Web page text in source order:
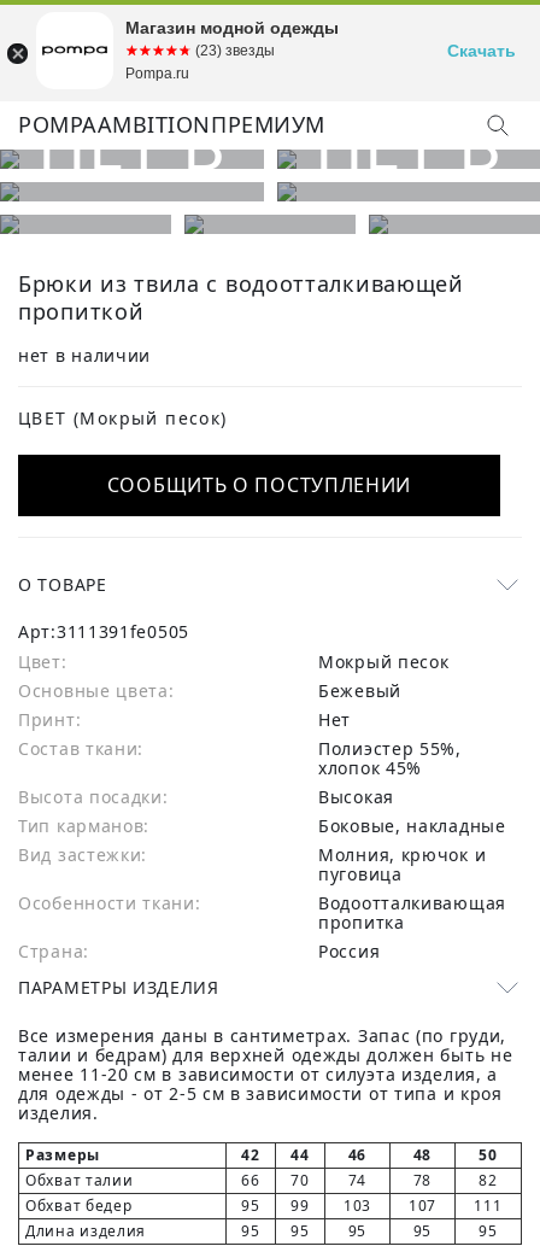
POMPAAMBITIONПРЕМИУМ
Брюки из твила с водоотталкивающей
пропиткой
нет в наличии
ЦВЕТ (Мокрый песок)
СООБЩИТЬ О ПОСТУПЛЕНИИ
О ТОВАРЕ
Арт:3111391fe0505
Цвет:
Мокрый песок
Основные цвета:
бежевый
Принт:
Нет
Состав ткани:
полиэстер 55%,
хлопок 45%
Высота посадки:
Высокая
Тип карманов:
Боковые, накладные
Вид застежки:
Молния, крючок и
пуговица
Особенности ткани:
Водоотталкивающая
пропитка
Страна:
Россия
ПАРАМЕТРЫ ИЗДЕЛИЯ
Все измерения даны в сантиметрах. Запас (по груди,
талии и бедрам) для верхней одежды должен быть не
менее 11-20 см в зависимости от силуэта изделия, а
для одежды - от 2-5 см в зависимости от типа и кроя
изделия.
Размеры 42 44 46 48
50
Обхват талии
66 70 74 78
82
Обхват бедер
95 99 103 107
111
Длина изделия
95 95 95 95 95
Магазин модной одежды
☆☆☆☆☆
★★★★★ (23) звезды
Pompa.ru
Скачать